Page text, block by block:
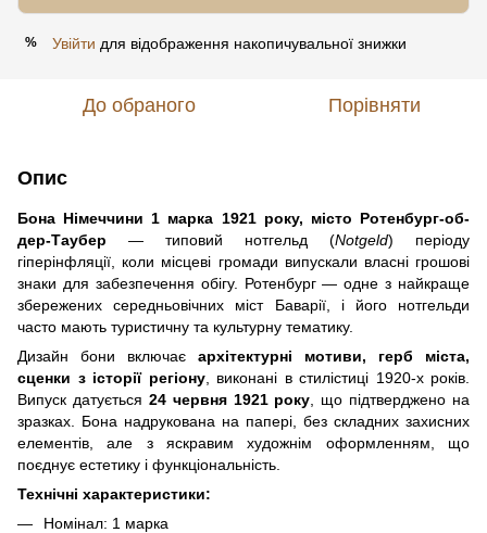
% Увійти для відображення накопичувальної знижки
До обраного Порівняти
Опис
Бона Німеччини 1 марка 1921 року, місто Ротенбург-об-
дер-Таубер — типовий нотгельд (Notgeld) періоду
гіперінфляції, коли місцеві громади випускали власні грошові
знаки для забезпечення обігу. Ротенбург — одне з найкраще
збережених середньовічних міст Баварії, і його нотгельди
часто мають туристичну та культурну тематику.
Дизайн бони включає архітектурні мотиви, герб міста,
сценки з історії регіону, виконані в стилістиці 1920-х років.
Випуск датується 24 червня 1921 року , що підтверджено на
зразках. Бона надрукована на папері, без складних захисних
елементів, але з яскравим художнім оформленням, що
поєднує естетику і функціональність.
Технічні характеристики:
Номінал: 1 марка